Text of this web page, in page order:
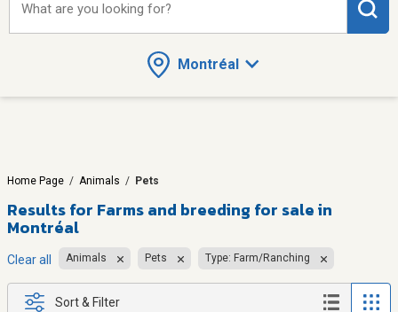
Montréal
What are you looking for?
Home Page / Animals / Pets
Results for Farms and breeding for sale in
Montréal
Clear all Animals Pets Type: Farm/Ranching
Sort & Filter